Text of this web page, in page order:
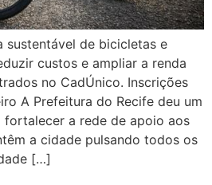
de bicicletas e
custos e ampliar a renda
no CadÚnico. Inscrições
A Prefeitura do Recife deu um
a rede de apoio aos
a cidade pulsando todos os
[…]